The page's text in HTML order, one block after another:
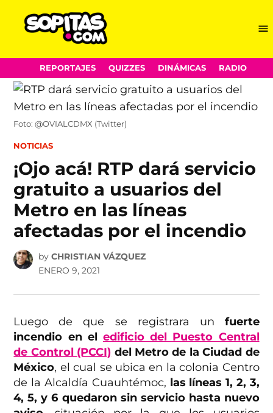
Skip
to
content
REPORTAJES QUIZZES DINÁMICAS RADIO
Foto: @OVIALCDMX (Twitter)
POSTED
NOTICIAS
¡Ojo acá! RTP dará servicio
gratuito a usuarios del
Metro en las líneas
afectadas por el incendio
by CHRISTIAN VÁZQUEZ
ENERO 9, 2021
Luego de que se registrara un fuerte
incendio en el edificio del Puesto Central
de Control (PCCI) del Metro de la Ciudad de
México, el cual se ubica en la colonia Centro
de la Alcaldía Cuauhtémoc, las líneas 1, 2, 3,
4, 5, y 6 quedaron sin servicio hasta nuevo